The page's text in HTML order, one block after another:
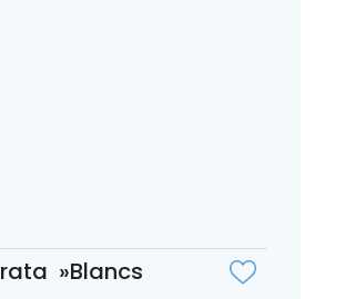
»Blancs